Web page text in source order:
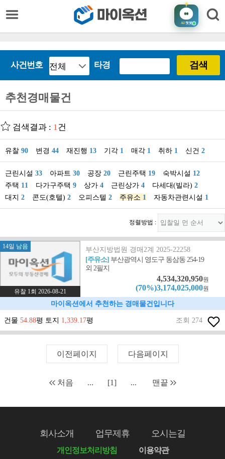
AI챗봇
사건번호 타경 검색
추천경매물건
검색결과 : 1건
유찰 90 변경 44 재진행 13 기각 1 매각 1 취하 1 신건 2
근린시설 33 아파트 30 공장 20 근린주택 19 숙박시설 12
주택 11 다가구주택 9 상가 4 근린상가 4 다세대(빌라) 2
대지 2 콘도(호텔) 2 오피스텔 2 주유소 1 자동차관련시설 1
정렬방법 :
14일 남음
유찰 1회 2026-08-21
부산지방법원 경매2계 2025-22258
[주유소] 부산광역시 영도구 동삼동 254-19
외 2필지
4,534,320,950원
(70%)3,174,025,000원
마이옥션에서 추천하는 경매물건입니다
건물 54.88평 토지 1,339.17평 조회 274
이전페이지 다음페이지
처음 ... [1] ... 맨끝
회사소개 업무제휴 오시는길
개인정보처리방침 이용약관